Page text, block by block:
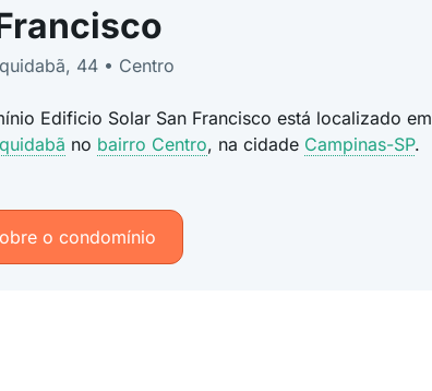
44 • Centro
Edificio Solar San Francisco está localizado em
no bairro Centro, na cidade Campinas-SP.
o condomínio